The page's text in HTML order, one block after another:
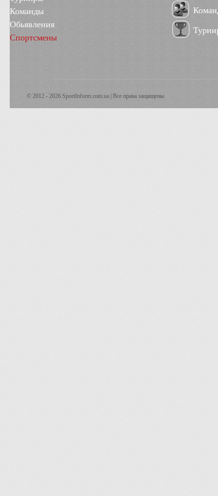
Команды
Обьявления
Спортсмены
© 2012 - 2026 SportInform.com.ua | Все права защищены.